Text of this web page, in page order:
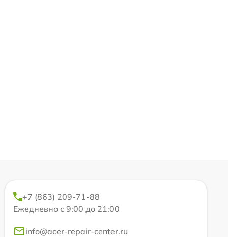
+7 (863) 209-71-88
Ежедневно с 9:00 до 21:00
info@acer-repair-center.ru